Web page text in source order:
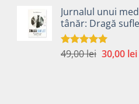
a
fost:
59,00 lei.
Jurnalul unui
tânăr: Dragă
Evaluat la
49,00lei Prețul
30,00 lei